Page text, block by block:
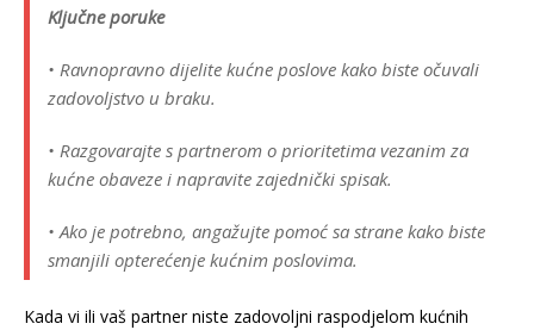
Ključne poruke
• Ravnopravno dijelite kućne poslove kako biste očuvali
zadovoljstvo u braku.
• Razgovarajte s partnerom o prioritetima vezanim za
kućne obaveze i napravite zajednički spisak.
• Ako je potrebno, angažujte pomoć sa strane kako biste
smanjili opterećenje kućnim poslovima.
Kada vi ili vaš partner niste zadovoljni raspodjelom kućnih